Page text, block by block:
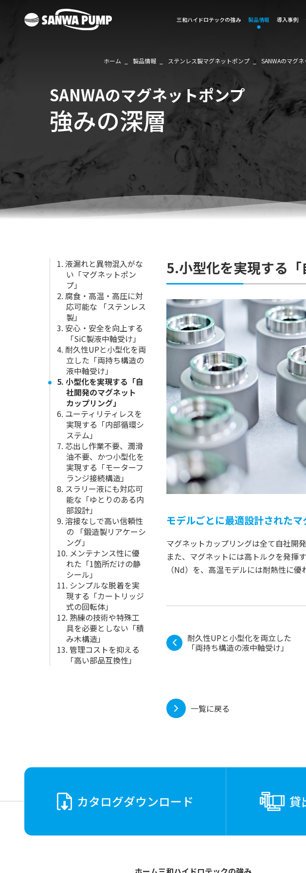
三和ハイドロテックの強み 製品情報 導入事例
ホーム 製品情報 ステンレス製マグネットポンプ SANWAのマグ
SANWAのマグネットポンプ
強みの深層
1. 液漏れと異物混入がな
い「マグネットポン
プ」
2. 腐食・高温・高圧に対
応可能な 「ステンレス
製」
3. 安心・安全を向上する
「SiC製液中軸受け」
4. 耐久性UPと小型化を両
立した「両持ち構造の
液中軸受け」
5. 小型化を実現する「自
社開発のマグネット
カップリング」
6. ユーティリティレスを
実現する「内部循環シ
ステム」
7. 芯出し作業不要、潤滑
油不要、かつ小型化を
実現する「モーターフ
ランジ接続構造」
8. スラリー液にも対応可
能な「ゆとりのある内
部設計」
9. 溶接なしで高い信頼性
の 「鍛造製リアケーシ
ング」
10. メンテナンス性に優
れた「1箇所だけの静
シール」
11. シンプルな脱着を実
現する「カートリッジ
式の回転体」
12. 熟練の技術や特殊工
具を必要としない「積
み木構造」
13. 管理コストを抑える
「高い部品互換性」
5.小型化を実現する「
モデルごとに最適設計されたマ
マグネットカップリングは全て自社開
また、マグネットには高トルクを発揮
（Nd）を、高温モデルには耐熱性に
耐久性UPと小型化を両立した
「両持ち構造の液中軸受け」
一覧に戻る
カタログダウンロード 貸